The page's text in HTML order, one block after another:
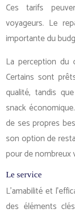
Ces tarifs
voyageurs. Le
importante du
La perception du
Certains sont
qualité, tandis
snack
de ses propres
son option de
pour de nombreux
Le service
L’amabilité et
des éléments